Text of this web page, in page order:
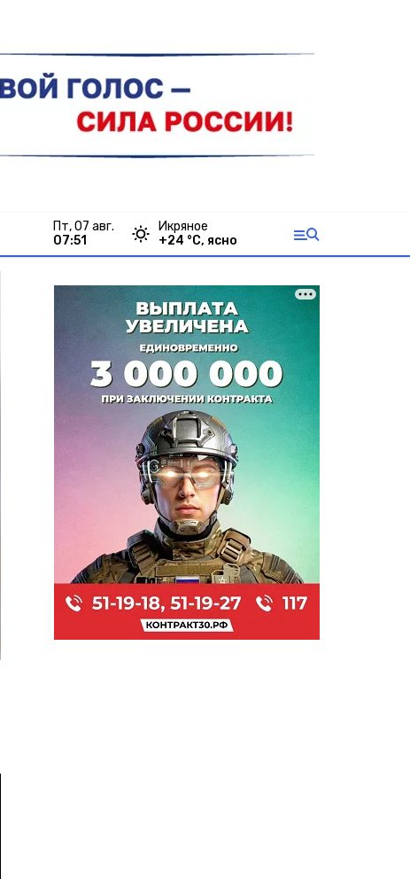
пт, 07 авг.
07:51
Икряное
+24 °С, ясно